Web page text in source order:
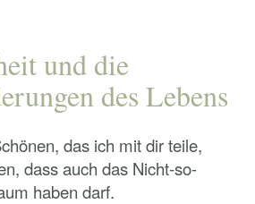
und die
des Lebens
das ich mit dir teile,
dass auch das Nicht-so-
haben darf.